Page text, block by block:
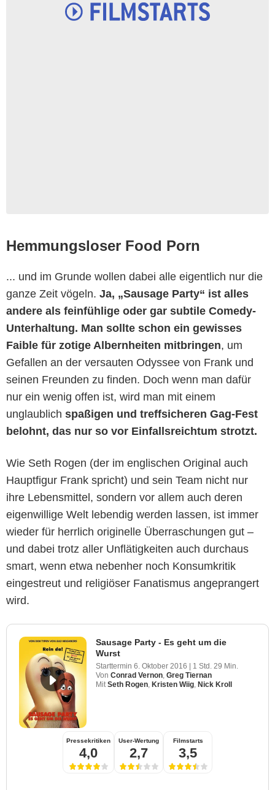
Hemmungsloser Food Porn
... und im Grunde wollen dabei alle eigentlich nur die
ganze Zeit vögeln. Ja, „Sausage Party“ ist alles
andere als feinfühlige oder gar subtile Comedy-
Unterhaltung. Man sollte schon ein gewisses
Faible für zotige Albernheiten mitbringen, um
Gefallen an der versauten Odyssee von Frank und
seinen Freunden zu finden. Doch wenn man dafür
nur ein wenig offen ist, wird man mit einem
unglaublich spaßigen und treffsicheren Gag-Fest
belohnt, das nur so vor Einfallsreichtum strotzt.
Wie Seth Rogen (der im englischen Original auch
Hauptfigur Frank spricht) und sein Team nicht nur
ihre Lebensmittel, sondern vor allem auch deren
eigenwillige Welt lebendig werden lassen, ist immer
wieder für herrlich originelle Überraschungen gut –
und dabei trotz aller Unflätigkeiten auch durchaus
smart, wenn etwa nebenher noch Konsumkritik
eingestreut und religiöser Fanatismus angeprangert
wird.
Sausage Party - Es geht um die
Wurst
Starttermin 6. Oktober 2016 | 1 Std. 29 Min.
Von Conrad Vernon Greg Tiernan
Mit Seth Rogen Kristen Wiig Nick Kroll
Pressekritiken
4,0
User-Wertung
2,7
Filmstarts
3,5